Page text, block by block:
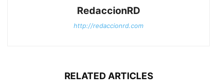
RedaccionRD
http://redaccionrd.com
RELATED ARTICLES